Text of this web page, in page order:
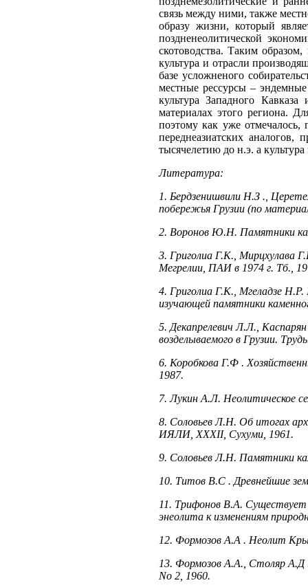
Литература:
1. Бердзенишвили Н.З .,
побережья Грузии (по
2. Воронов Ю.Н. Памятники
3. Григолиа Г.К., Мирцхулава
Мегрелии, ПАИ в 1974 г. Тб.,
4. Григолиа Г.К., Мгеладзе Н.Р.
изучающей памятники
5. Декапрелевич Л.Л.,
возделываемого в Грузии.
6. Коробкова Г.Ф .
1987.
7. Лукин А.Л. Неолитическое
8. Соловьев Л.Н. Об итогах
ИЯЛИ, XXXII, Сухуми, 1961.
9. Соловьев Л.Н. Памятники
10. Титов В.С . Древнейшие
11. Трифонов В.А. Существует
энеолита к изменениям
12. Формозов А.А . Неолит
13. Формозов А.А., Столяр А.Д .
No 2, 1960.